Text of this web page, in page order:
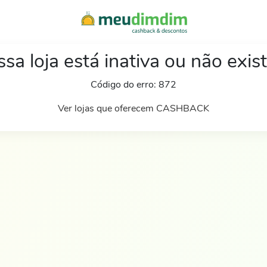
loja está inativa ou não
Código do erro: 872
Ver lojas que oferecem CASHBACK